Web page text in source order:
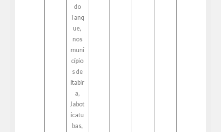
do
Tanq
ue,
nos
muni
cípio
s de
Itabir
a,
Jabot
icatu
bas,